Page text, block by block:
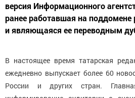
версия Информационного
ранее работавшая на поддомене
и являющаяся ее переводным
В настоящее время татарская
ежедневно выпускает более 60
России и других стран.